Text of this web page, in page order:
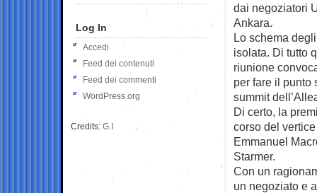
dai negoziatori
Ankara.
Lo schema
isolata. Di tutto
riunione
per fare il punto
summit
Di certo, la
corso del
Emmanuel
Starmer.
Con un
un negoziato e
Log In
Accedi
Feed dei contenuti
Feed dei commenti
WordPress.org
Credits: G.I